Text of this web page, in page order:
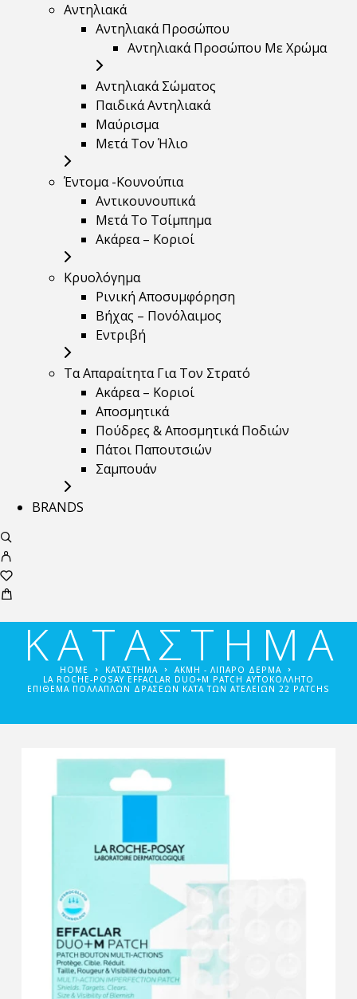
Αντηλιακά
Αντηλιακά Προσώπου
Αντηλιακά Προσώπου Με Χρώμα
Αντηλιακά Σώματος
Παιδικά Αντηλιακά
Μαύρισμα
Mετά Τον Ήλιο
Έντομα -Κουνούπια
Αντικουνουπικά
Μετά Το Τσίμπημα
Ακάρεα – Κοριοί
Κρυολόγημα
Ρινική Αποσυμφόρηση
Βήχας – Πονόλαιμος
Εντριβή
Τα Απαραίτητα Για Τον Στρατό
Ακάρεα – Κοριοί
Αποσμητικά
Πούδρες & Αποσμητικά Ποδιών
Πάτοι Παπουτσιών
Σαμπουάν
BRANDS
ΚΑΤΑΣΤΗΜΑ
HOME ΚΑΤΑΣΤΗΜΑ
ΑΚΜΉ - ΛΙΠΑΡΌ ΔΈΡΜΑ
LA ROCHE-POSAY EFFACLAR DUO+M PATCH ΑΥΤΟΚΌΛΛΗΤΟ
ΕΠΊΘΕΜΑ ΠΟΛΛΑΠΛΏΝ ΔΡΆΣΕΩΝ ΚΑΤΆ ΤΩΝ ΑΤΕΛΕΙΏΝ 22 PATCHS